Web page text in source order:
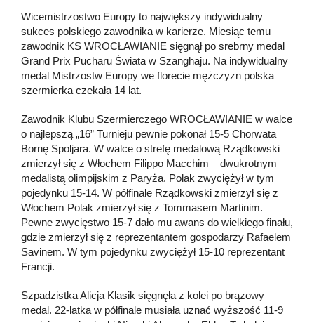
Wicemistrzostwo Europy to największy indywidualny
sukces polskiego zawodnika w karierze. Miesiąc temu
zawodnik KS WROCŁAWIANIE sięgnął po srebrny medal
Grand Prix Pucharu Świata w Szanghaju. Na indywidualny
medal Mistrzostw Europy we florecie mężczyzn polska
szermierka czekała 14 lat.
Zawodnik Klubu Szermierczego WROCŁAWIANIE w walce
o najlepszą „16” Turnieju pewnie pokonał 15-5 Chorwata
Bornę Spoljara. W walce o strefę medalową Rządkowski
zmierzył się z Włochem Filippo Macchim – dwukrotnym
medalistą olimpijskim z Paryża. Polak zwyciężył w tym
pojedynku 15-14. W półfinale Rządkowski zmierzył się z
Włochem Polak zmierzył się z Tommasem Martinim.
Pewne zwycięstwo 15-7 dało mu awans do wielkiego finału,
gdzie zmierzył się z reprezentantem gospodarzy Rafaelem
Savinem. W tym pojedynku zwyciężył 15-10 reprezentant
Francji.
Szpadzistka Alicja Klasik sięgnęła z kolei po brązowy
medal. 22-latka w półfinale musiała uznać wyższość 11-9